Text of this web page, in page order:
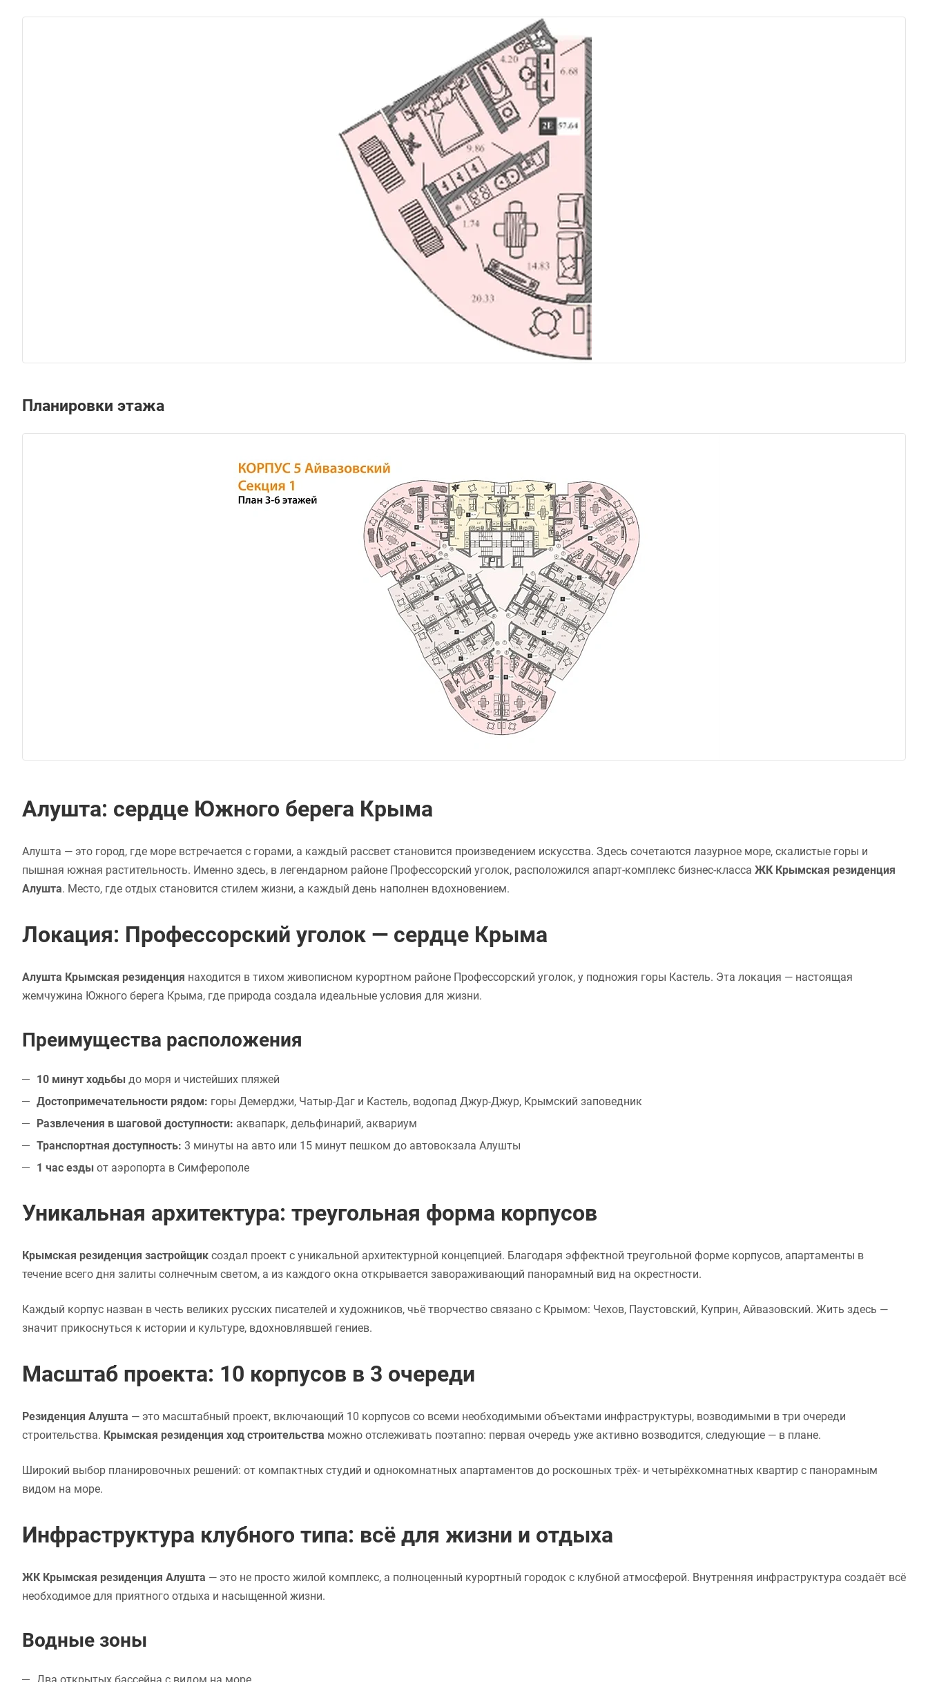
Планировки этажа
Алушта: сердце Южного берега Крыма
Алушта — это город, где море встречается с горами, а каждый рассвет становится произведением искусства. Здесь сочетаются лазурное море, скалистые горы и
пышная южная растительность. Именно здесь, в легендарном районе Профессорский уголок, расположился апарт-комплекс бизнес-класса ЖК Крымская резиденция
Алушта. Место, где отдых становится стилем жизни, а каждый день наполнен вдохновением.
Локация: Профессорский уголок — сердце Крыма
Алушта Крымская резиденция находится в тихом живописном курортном районе Профессорский уголок, у подножия горы Кастель. Эта локация — настоящая
жемчужина Южного берега Крыма, где природа создала идеальные условия для жизни.
Преимущества расположения
10 минут ходьбы до моря и чистейших пляжей
Достопримечательности рядом: горы Демерджи, Чатыр-Даг и Кастель, водопад Джур-Джур, Крымский заповедник
Развлечения в шаговой доступности: аквапарк, дельфинарий, аквариум
Транспортная доступность: 3 минуты на авто или 15 минут пешком до автовокзала Алушты
1 час езды от аэропорта в Симферополе
Уникальная архитектура: треугольная форма корпусов
Крымская резиденция застройщик создал проект с уникальной архитектурной концепцией. Благодаря эффектной треугольной форме корпусов, апартаменты в
течение всего дня залиты солнечным светом, а из каждого окна открывается завораживающий панорамный вид на окрестности.
Каждый корпус назван в честь великих русских писателей и художников, чьё творчество связано с Крымом: Чехов, Паустовский, Куприн, Айвазовский. Жить здесь —
значит прикоснуться к истории и культуре, вдохновлявшей гениев.
Масштаб проекта: 10 корпусов в 3 очереди
Резиденция Алушта — это масштабный проект, включающий 10 корпусов со всеми необходимыми объектами инфраструктуры, возводимыми в три очереди
строительства. Крымская резиденция ход строительства можно отслеживать поэтапно: первая очередь уже активно возводится, следующие — в плане.
Широкий выбор планировочных решений: от компактных студий и однокомнатных апартаментов до роскошных трёх- и четырёхкомнатных квартир с панорамным
видом на море.
Инфраструктура клубного типа: всё для жизни и отдыха
ЖК Крымская резиденция Алушта — это не просто жилой комплекс, а полноценный курортный городок с клубной атмосферой. Внутренняя инфраструктура создаёт всё
необходимое для приятного отдыха и насыщенной жизни.
Водные зоны